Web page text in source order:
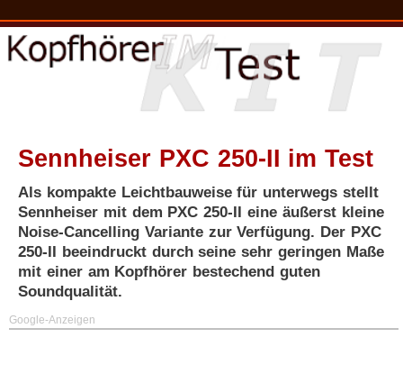
Sennheiser PXC 250-II im Test
Als kompakte Leichtbauweise für unterwegs stellt
Sennheiser mit dem PXC 250-II eine äußerst kleine
Noise-Cancelling Variante zur Verfügung. Der PXC
250-II beeindruckt durch seine sehr geringen Maße
mit einer am Kopfhörer bestechend guten
Soundqualität.
Google-Anzeigen